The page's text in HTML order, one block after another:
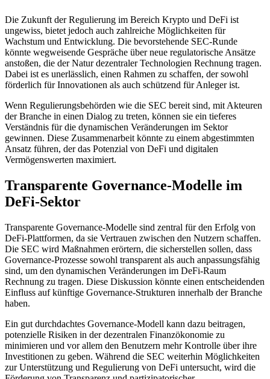
Die Zukunft der Regulierung im Bereich Krypto und DeFi ist
ungewiss, bietet jedoch auch zahlreiche Möglichkeiten für
Wachstum und Entwicklung. Die bevorstehende SEC-Runde
könnte wegweisende Gespräche über neue regulatorische Ansätze
anstoßen, die der Natur dezentraler Technologien Rechnung tragen.
Dabei ist es unerlässlich, einen Rahmen zu schaffen, der sowohl
förderlich für Innovationen als auch schützend für Anleger ist.
Wenn Regulierungsbehörden wie die SEC bereit sind, mit Akteuren
der Branche in einen Dialog zu treten, können sie ein tieferes
Verständnis für die dynamischen Veränderungen im Sektor
gewinnen. Diese Zusammenarbeit könnte zu einem abgestimmten
Ansatz führen, der das Potenzial von DeFi und digitalen
Vermögenswerten maximiert.
Transparente Governance-Modelle im
DeFi-Sektor
Transparente Governance-Modelle sind zentral für den Erfolg von
DeFi-Plattformen, da sie Vertrauen zwischen den Nutzern schaffen.
Die SEC wird Maßnahmen erörtern, die sicherstellen sollen, dass
Governance-Prozesse sowohl transparent als auch anpassungsfähig
sind, um den dynamischen Veränderungen im DeFi-Raum
Rechnung zu tragen. Diese Diskussion könnte einen entscheidenden
Einfluss auf künftige Governance-Strukturen innerhalb der Branche
haben.
Ein gut durchdachtes Governance-Modell kann dazu beitragen,
potenzielle Risiken in der dezentralen Finanzökonomie zu
minimieren und vor allem den Benutzern mehr Kontrolle über ihre
Investitionen zu geben. Während die SEC weiterhin Möglichkeiten
zur Unterstützung und Regulierung von DeFi untersucht, wird die